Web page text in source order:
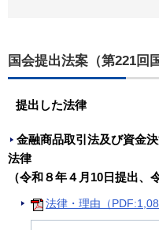
国会提出法案（第221回
提出した法律
金融商品取引法及び資金
法律
（令和８年４月10日提出、
法律・理由（